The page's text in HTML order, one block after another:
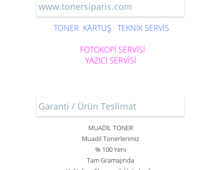
www.tonersiparis.com
TONER KARTUŞ TEKNİK SERVİS
FOTOKOPİ SERVİSİ
YAZICI SERVİSİ
Garanti / Ürün Teslimat
MUADİL TONER
Muadil Tonerlerimiz
% 100 Yeni
Tam Gramajında